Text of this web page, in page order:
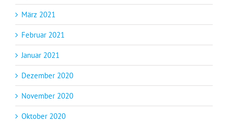
März 2021
Februar 2021
Januar 2021
Dezember 2020
November 2020
Oktober 2020